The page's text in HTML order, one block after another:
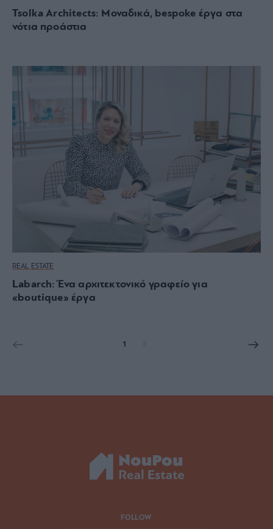
Tsolka Architects: Mοναδικά, bespoke έργα στα
νότια προάστια
REAL ESTATE
Labarch: Ένα αρχιτεκτονικό γραφείο για
«boutique» έργα
1
FOLLOW